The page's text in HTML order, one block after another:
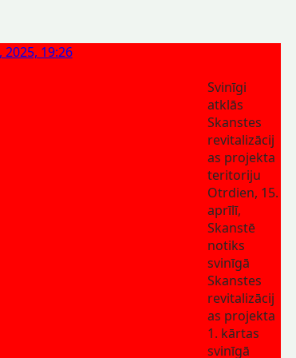
2025, 19:26
Svinīgi
atklās
Skanstes
revitalizācij
as projekta
teritoriju
Otrdien, 15.
aprīlī,
Skanstē
notiks
svinīgā
Skanstes
revitalizācij
as projekta
1. kārtas
svinīgā